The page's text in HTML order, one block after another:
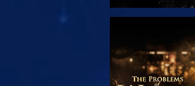
UDFORSK SERIEN